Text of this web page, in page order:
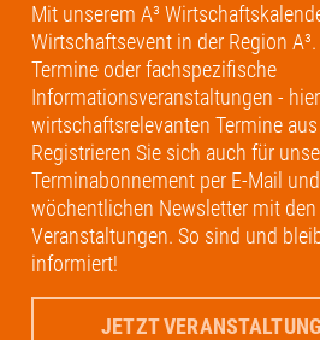
Mit unserem A³
Wirtschaftsevent in der Region
Termine oder fachspezifische
Informationsveranstaltungen -
wirtschaftsrelevanten Termine
Registrieren Sie sich auch für
Terminabonnement per E-Mail
wöchentlichen Newsletter mit
Veranstaltungen. So sind und
informiert!
JETZT